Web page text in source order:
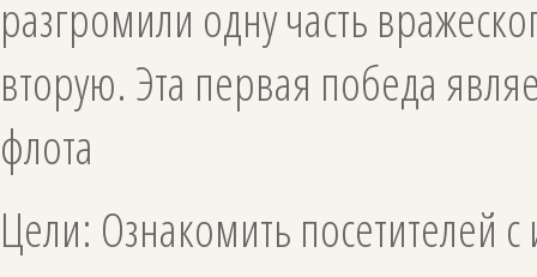
разгромили одну часть
вторую. Эта первая победа
флота
Цели: Ознакомить посетителей